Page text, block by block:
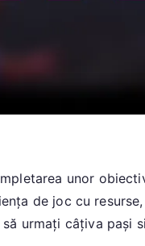
unor
de joc cu
urmați câțiva pași